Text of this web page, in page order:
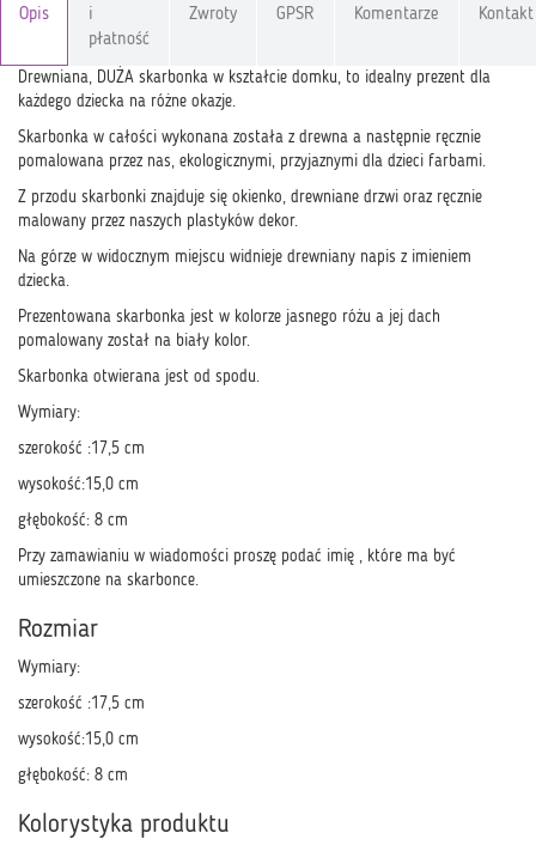
Opis
i
płatność
Zwroty GPSR Komentarze Kontakt
Drewniana, DUŻA skarbonka w kształcie domku, to idealny prezent dla
każdego dziecka na różne okazje.
Skarbonka w całości wykonana została z drewna a następnie ręcznie
pomalowana przez nas, ekologicznymi, przyjaznymi dla dzieci farbami.
Z przodu skarbonki znajduje się okienko, drewniane drzwi oraz ręcznie
malowany przez naszych plastyków dekor.
Na górze w widocznym miejscu widnieje drewniany napis z imieniem
dziecka.
Prezentowana skarbonka jest w kolorze jasnego różu a jej dach
pomalowany został na biały kolor.
Skarbonka otwierana jest od spodu.
Wymiary:
szerokość :17,5 cm
wysokość:15,0 cm
głębokość: 8 cm
Przy zamawianiu w wiadomości proszę podać imię , które ma być
umieszczone na skarbonce.
Rozmiar
Wymiary:
szerokość :17,5 cm
wysokość:15,0 cm
głębokość: 8 cm
Kolorystyka produktu